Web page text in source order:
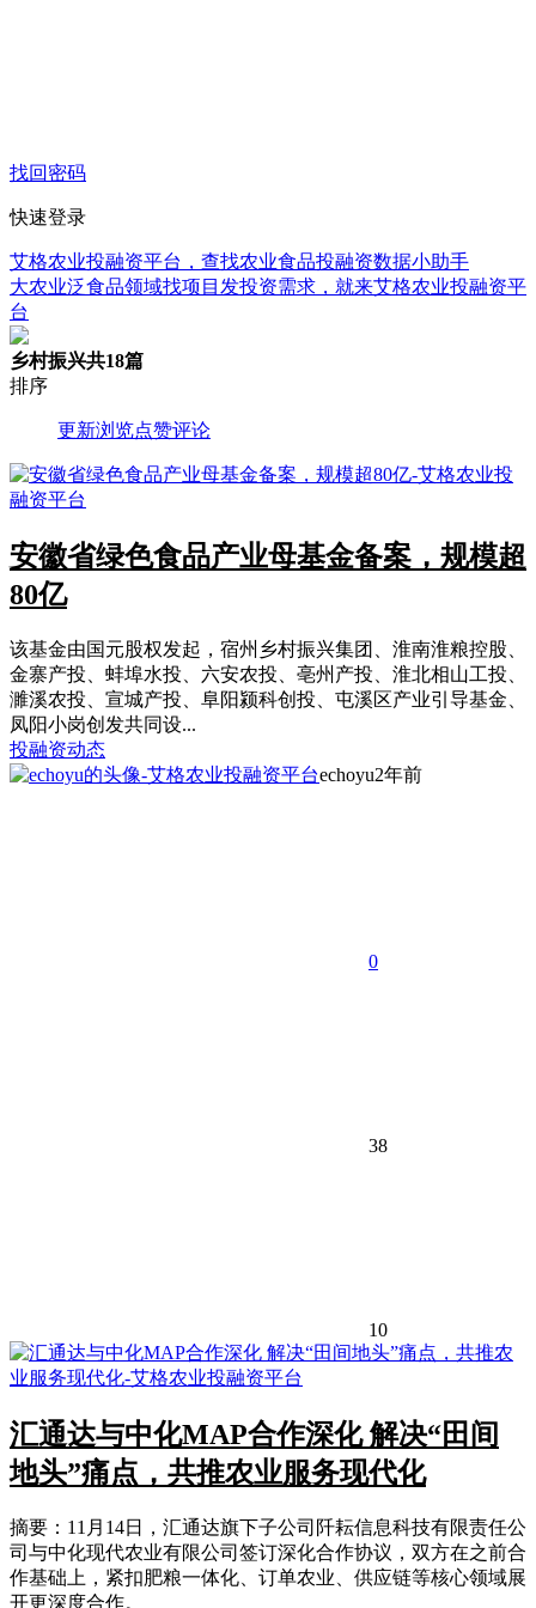
找回密码
快速登录
艾格农业投融资平台，查找农业食品投融资数据小助手
大农业泛食品领域找项目发投资需求，就来艾格农业投融资平
台
乡村振兴共18篇
排序
更新浏览点赞评论
安徽省绿色食品产业母基金备案，规模超
80亿
该基金由国元股权发起，宿州乡村振兴集团、淮南淮粮控股、
金寨产投、蚌埠水投、六安农投、亳州产投、淮北相山工投、
濉溪农投、宣城产投、阜阳颍科创投、屯溪区产业引导基金、
凤阳小岗创发共同设...
投融资动态
echoyu2年前
0
38
10
汇通达与中化MAP合作深化 解决“田间
地头”痛点，共推农业服务现代化
摘要：11月14日，汇通达旗下子公司阡耘信息科技有限责任公
司与中化现代农业有限公司签订深化合作协议，双方在之前合
作基础上，紧扣肥粮一体化、订单农业、供应链等核心领域展
开更深度合作。